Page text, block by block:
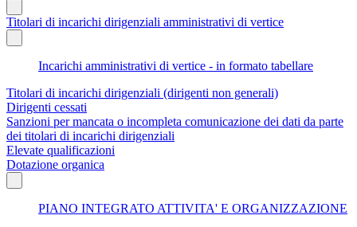
Titolari di incarichi dirigenziali amministrativi di vertice
Incarichi amministrativi di vertice - in formato tabellare
Titolari di incarichi dirigenziali (dirigenti non generali)
Dirigenti cessati
Sanzioni per mancata o incompleta comunicazione dei dati da parte
dei titolari di incarichi dirigenziali
Elevate qualificazioni
Dotazione organica
PIANO INTEGRATO ATTIVITA' E ORGANIZZAZIONE